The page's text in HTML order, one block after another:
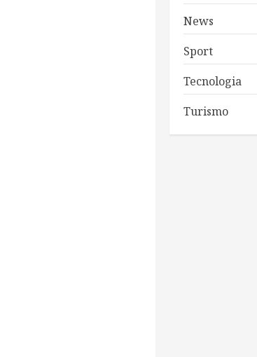
News
Sport
Tecnologia
Turismo